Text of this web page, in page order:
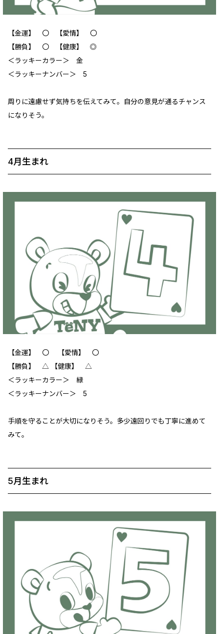
【金運】 〇 【愛情】 〇
【勝負】 〇 【健康】 ◎
＜ラッキーカラー＞ 金
＜ラッキーナンバー＞ 5
周りに遠慮せず気持ちを伝えてみて。自分の意見が通るチャンス
になりそう。
4月生まれ
【金運】 〇 【愛情】 〇
【勝負】 △ 【健康】 △
＜ラッキーカラー＞ 緑
＜ラッキーナンバー＞ 5
手順を守ることが大切になりそう。多少遠回りでも丁寧に進めて
みて。
5月生まれ